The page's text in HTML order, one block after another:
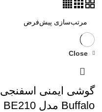
Close
گوشی ایمنی اسفنجی
Buffalo مدل BE210